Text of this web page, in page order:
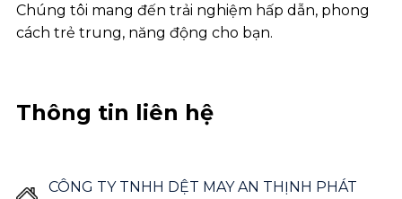
Chúng tôi mang đến trải nghiệm hấp dẫn, phong
cách trẻ trung, năng động cho bạn.
Thông tin liên hệ
CÔNG TY TNHH DỆT MAY AN THỊNH PHÁT